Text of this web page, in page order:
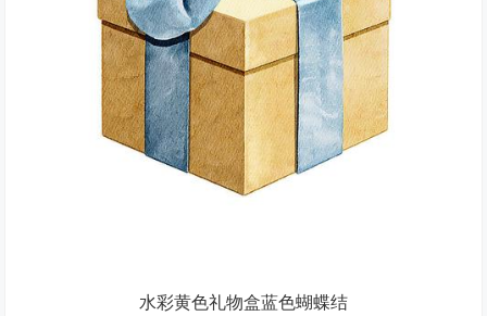
水彩黄色礼物盒蓝色蝴蝶结